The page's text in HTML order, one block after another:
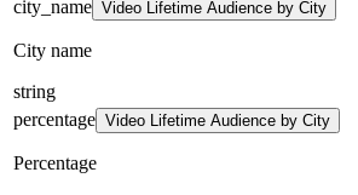
city_name Video Lifetime Audience by City
City name
string
percentage Video Lifetime Audience by City
Percentage